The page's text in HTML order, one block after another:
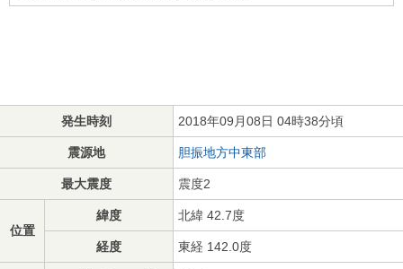
発生時刻 2018年09月08日 04時38分頃
震源地 胆振地方中東部
最大震度 震度2
位置
緯度 北緯 42.7度
経度 東経 142.0度